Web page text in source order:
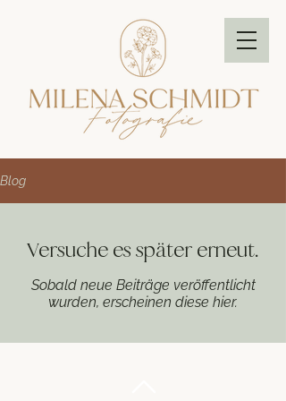
Blog
Versuche es später erneut.
Sobald neue Beiträge veröffentlicht
wurden, erscheinen diese hier.